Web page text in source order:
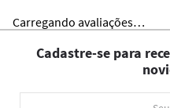
Carregando avaliações…
Cadastre-se para